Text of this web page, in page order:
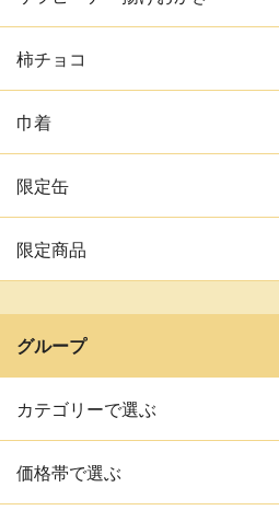
柿チョコ
巾着
限定缶
限定商品
グループ
カテゴリーで選ぶ
価格帯で選ぶ